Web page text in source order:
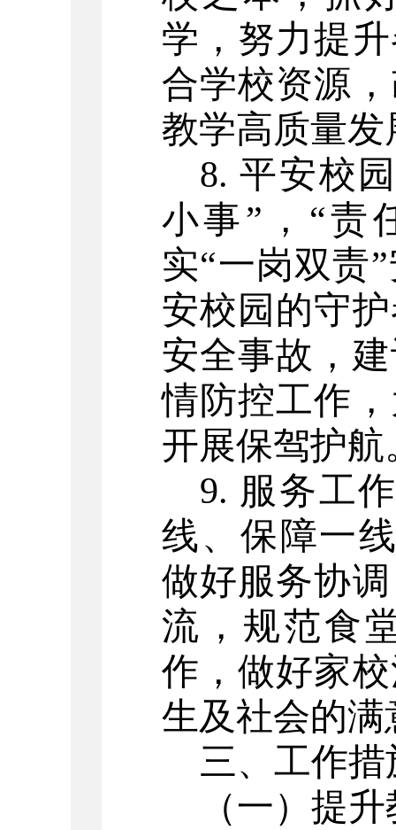
学，努力提
合学校资源
教学高质量发
8. 平安校
小事”，“责
实“一岗双责
安校园的守
安全事故，
情防控工作
开展保驾护航
9. 服务工
线、保障一
做好服务协
流，规范食
作，做好家
生及社会的满
三、工作措
（一）提